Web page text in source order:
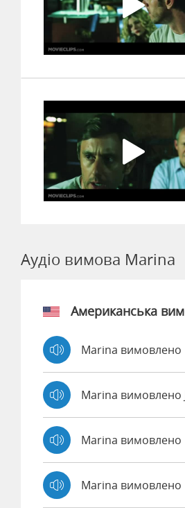
Аудіо вимова Marina
Американська
Marina вимовлено
Marina вимовлено
Marina вимовлено
Marina вимовлено